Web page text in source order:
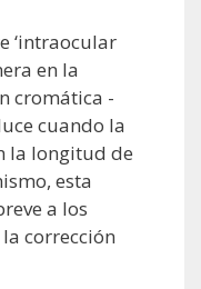
‘intraocular
en la
cromática -
cuando la
la longitud de
esta
a los
corrección